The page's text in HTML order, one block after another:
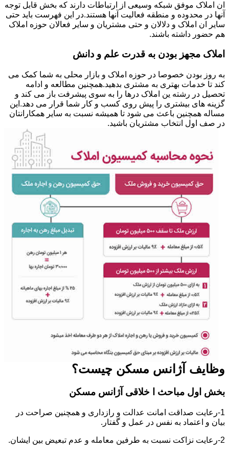
ان املاک موفق شبکه وسیعی از ارتباطات دارند که بخش قابل توجه
آنها در محدوده و منطقه فعالیت آنها هستند.در این فهرست باید حتی
سایر ان املاک و دلالان و حتی مشتریان و سایر فعالان حوزه املاک
هم حضور داشته باشند.
املاک مجهز بودن به قدرت علم و دانش
به روز بودن خصوصا در حوزه املاک و بازار محلی به شما کمک می
کند تا خدمات بهتری به مشتری بدهید.همچنین مطالعه و ادامه
تحصیل در رشته ین املاک درها را به سوی پیشرفت باز می کند و
گزینه های بیشتری را پیش روی کسب و کار شما قرار می دهد.این
مساله همچنین باعث می شود تا همیشه نسبت به سایر همکارانتان
در صف اول انتخاب مشتریان باشید.
وظایف آژانس مسکن چیست؟
بخش اول مباحث ا خلاقی آژانس مسکن
1-رعایت صداقت امانت عدالت و رازداری و همچنین صراحت در
بیان و اعتماد به نفس در عمل و گفتار.
2-رعایت نزاکت نسبت به طرفین معامله و عدم تبعیض بین ایشان.